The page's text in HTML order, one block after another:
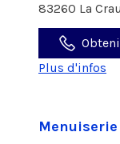
83260 La Crau
Plus d'infos
Menuiserie